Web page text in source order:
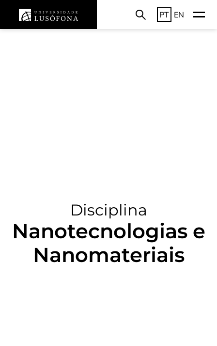
PT EN
Disciplina
Nanotecnologias e
Nanomateriais